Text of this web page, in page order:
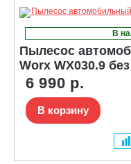
В
Пылесос
Worx WX030.9
6 990 р.
В корзину